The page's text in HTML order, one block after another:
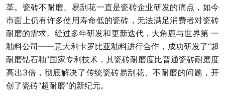
革。瓷砖不耐磨、易刮花一直是瓷砖企业研发的痛点，如今
市面上仍有许多使用寿命低的瓷砖，无法满足消费者对瓷砖
耐磨的需求。经过多年研发和更新迭代，大角鹿与世界第 一
釉料公司——意大利卡罗比亚釉料进行合作，成功研发了“超
耐磨钻石釉”国家专利技术，其瓷砖耐磨度比普通瓷砖耐磨度
高出3倍，彻底解决了传统瓷砖易刮花、不耐磨的问题，开
创了瓷砖“超耐磨”的新纪元。